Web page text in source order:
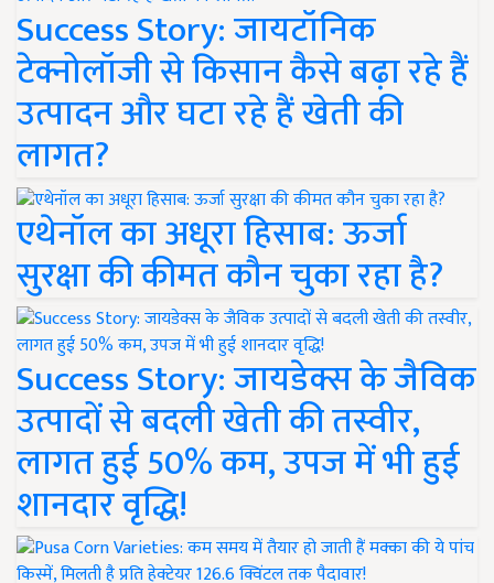
Success Story: जायटॉनिक
टेक्नोलॉजी से किसान कैसे बढ़ा रहे हैं
उत्पादन और घटा रहे हैं खेती की
लागत?
एथेनॉल का अधूरा हिसाब: ऊर्जा
सुरक्षा की कीमत कौन चुका रहा है?
Success Story: जायडेक्स के जैविक
उत्पादों से बदली खेती की तस्वीर,
लागत हुई 50% कम, उपज में भी हुई
शानदार वृद्धि!